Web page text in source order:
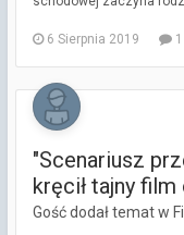
6 Sierpnia 2019
"Scenariusz
kręcił tajny
Gość dodał temat w